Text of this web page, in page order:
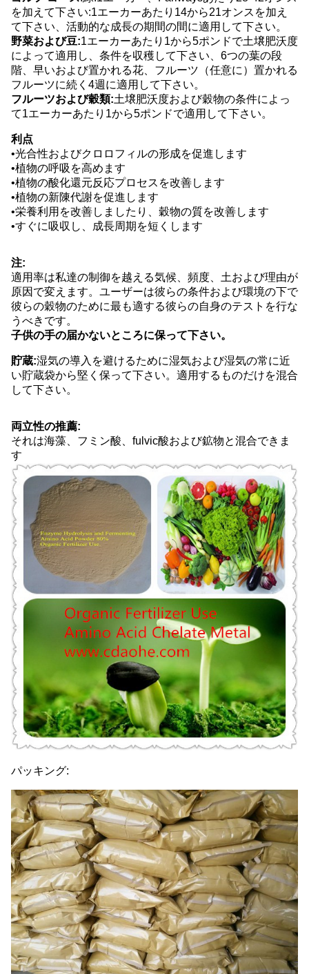
を加えて下さい:1エーカーあたり14から21オンスを加え
て下さい、活動的な成長の期間の間に適用して下さい。
野菜および豆:1エーカーあたり1から5ポンドで土壌肥沃度
によって適用し、条件を収穫して下さい、6つの葉の段
階、早いおよび置かれる花、フルーツ（任意に）置かれる
フルーツに続く4週に適用して下さい。
フルーツおよび穀類:土壌肥沃度および穀物の条件によっ
て1エーカーあたり1から5ポンドで適用して下さい。
利点
•光合性およびクロロフィルの形成を促進します
•植物の呼吸を高めます
•植物の酸化還元反応プロセスを改善します
•植物の新陳代謝を促進します
•栄養利用を改善しましたり、穀物の質を改善します
•すぐに吸収し、成長周期を短くします
注:
適用率は私達の制御を越える気候、頻度、土および理由が
原因で変えます。ユーザーは彼らの条件および環境の下で
彼らの穀物のために最も適する彼らの自身のテストを行な
うべきです。
子供の手の届かないところに保って下さい。
貯蔵:湿気の導入を避けるために湿気および湿気の常に近
い貯蔵袋から堅く保って下さい。適用するものだけを混合
して下さい。
両立性の推薦:
それは海藻、フミン酸、fulvic酸および鉱物と混合できま
す
パッキング: